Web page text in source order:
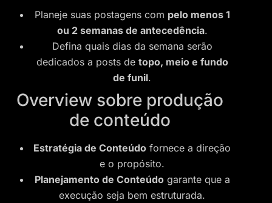
Planeje suas postagens com pelo menos 1
ou 2 semanas de antecedência.
Defina quais dias da semana serão
dedicados a posts de topo, meio e fundo
de funil.
Overview sobre produção
de conteúdo
Estratégia de Conteúdo fornece a direção
e o propósito.
Planejamento de Conteúdogarante que a
execução seja bem estruturada.